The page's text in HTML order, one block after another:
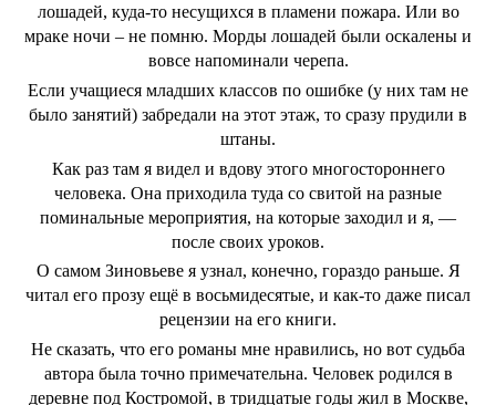
лошадей, куда-то несущихся в пламени пожара. Или во
мраке ночи – не помню. Морды лошадей были оскалены и
вовсе напоминали черепа.
Если учащиеся младших классов по ошибке (у них там не
было занятий) забредали на этот этаж, то сразу прудили в
штаны.
Как раз там я видел и вдову этого многостороннего
человека. Она приходила туда со свитой на разные
поминальные мероприятия, на которые заходил и я, —
после своих уроков.
О самом Зиновьеве я узнал, конечно, гораздо раньше. Я
читал его прозу ещё в восьмидесятые, и как-то даже писал
рецензии на его книги.
Не сказать, что его романы мне нравились, но вот судьба
автора была точно примечательна. Человек родился в
деревне под Костромой, в тридцатые годы жил в Москве,